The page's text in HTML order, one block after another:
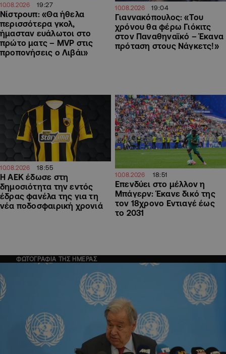
10.08.2026 19:27
Νίστρουπ: «Θα ήθελα
περισσότερα γκολ,
ήμασταν ευάλωτοι στο
πρώτο ματς – MVP στις
προπονήσεις ο Λιβάι»
10.08.2026 19:04
Γιαννακόπουλος: «Του
χρόνου θα φέρω Γιόκιτς
στον Παναθηναϊκό – Έκανα
πρόταση στους Νάγκετς!»
10.08.2026 18:55
Η ΑΕΚ έδωσε στη
δημοσιότητα την εντός
έδρας φανέλα της για τη
νέα ποδοσφαιρική χρονιά
10.08.2026 18:51
Επενδύει στο μέλλον η
Μπάγερν: Έκανε δικό της
τον 18χρονο Εντιαγέ έως
το 2031
ΦΩΤΟΓΡΑΦΙΑ ΤΗΣ ΗΜΕΡΑΣ